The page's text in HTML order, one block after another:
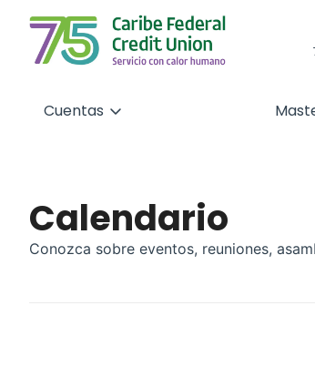
Cuentas
Calendario
Conozca sobre eventos, reuniones,